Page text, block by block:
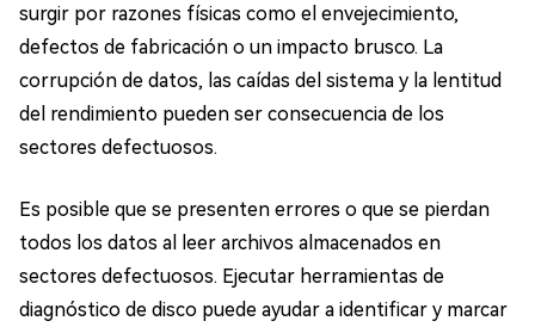
surgir por razones físicas como el envejecimiento,
defectos de fabricación o un impacto brusco. La
corrupción de datos, las caídas del sistema y la lentitud
del rendimiento pueden ser consecuencia de los
sectores defectuosos.
Es posible que se presenten errores o que se pierdan
todos los datos al leer archivos almacenados en
sectores defectuosos. Ejecutar herramientas de
diagnóstico de disco puede ayudar a identificar y marcar